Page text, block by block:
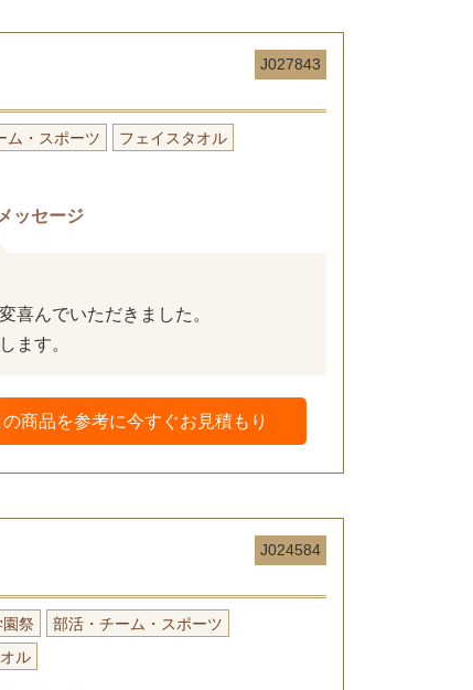
J027843
ム・スポーツ
フェイスタオル
ッセージ
喜んでいただきました。
ます。
の商品を参考に今すぐお見積もり
J024584
祭
部活・チーム・スポーツ
ル